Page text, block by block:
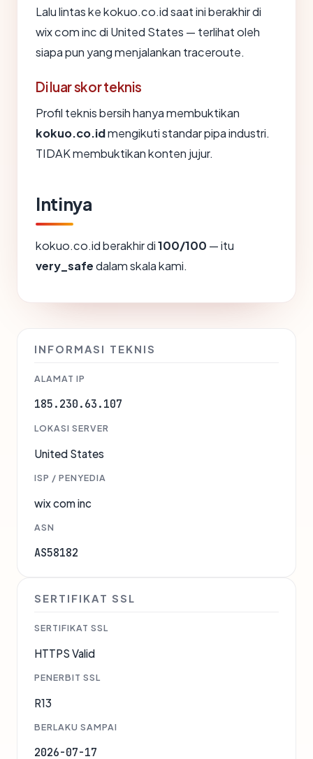
Lalu lintas ke kokuo.co.id saat ini berakhir di
wix com inc di United States — terlihat oleh
siapa pun yang menjalankan traceroute.
Di luar skor teknis
Profil teknis bersih hanya membuktikan
kokuo.co.idmengikuti standar pipa industri.
TIDAK membuktikan konten jujur.
Intinya
kokuo.co.id berakhir di100/100 — itu
very_safedalam skala kami.
INFORMASI TEKNIS
ALAMAT IP
185.230.63.107
LOKASI SERVER
United States
ISP / PENYEDIA
wix com inc
ASN
AS58182
SERTIFIKAT SSL
SERTIFIKAT SSL
HTTPS Valid
PENERBIT SSL
R13
BERLAKU SAMPAI
2026-07-17